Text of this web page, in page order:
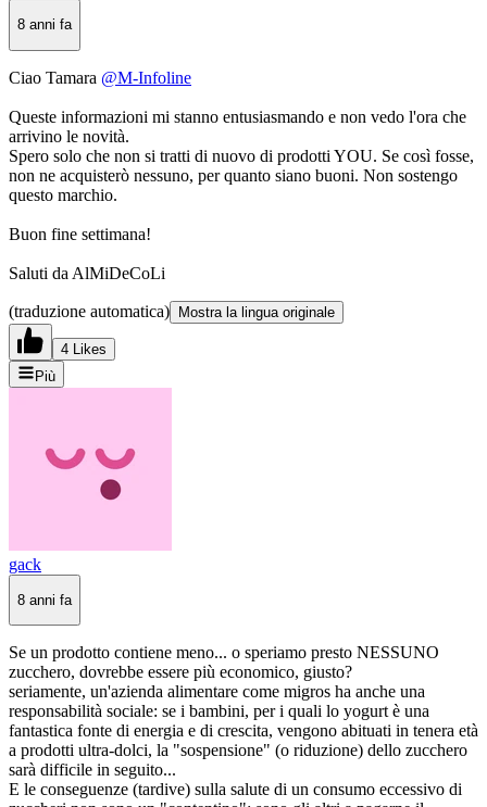
8 anni fa
Ciao Tamara @M-Infoline
Queste informazioni mi stanno entusiasmando e non vedo l'ora che
arrivino le novità.
Spero solo che non si tratti di nuovo di prodotti YOU. Se così fosse,
non ne acquisterò nessuno, per quanto siano buoni. Non sostengo
questo marchio.
Buon fine settimana!
Saluti da AlMiDeCoLi
(traduzione automatica) Mostra la lingua originale
4 Likes
Più
gack
8 anni fa
Se un prodotto contiene meno... o speriamo presto NESSUNO
zucchero, dovrebbe essere più economico, giusto?
seriamente, un'azienda alimentare come migros ha anche una
responsabilità sociale: se i bambini, per i quali lo yogurt è una
fantastica fonte di energia e di crescita, vengono abituati in tenera età
a prodotti ultra-dolci, la "sospensione" (o riduzione) dello zucchero
sarà difficile in seguito...
E le conseguenze (tardive) sulla salute di un consumo eccessivo di